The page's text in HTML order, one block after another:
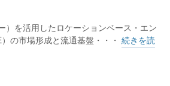
京店（9.6％増）がプラス。入店客数
衣料品（17.9％増）は、婦人服・洋
）を活用したロケーションベース・エン
の市場形成と流通基盤・・・ 続きを読